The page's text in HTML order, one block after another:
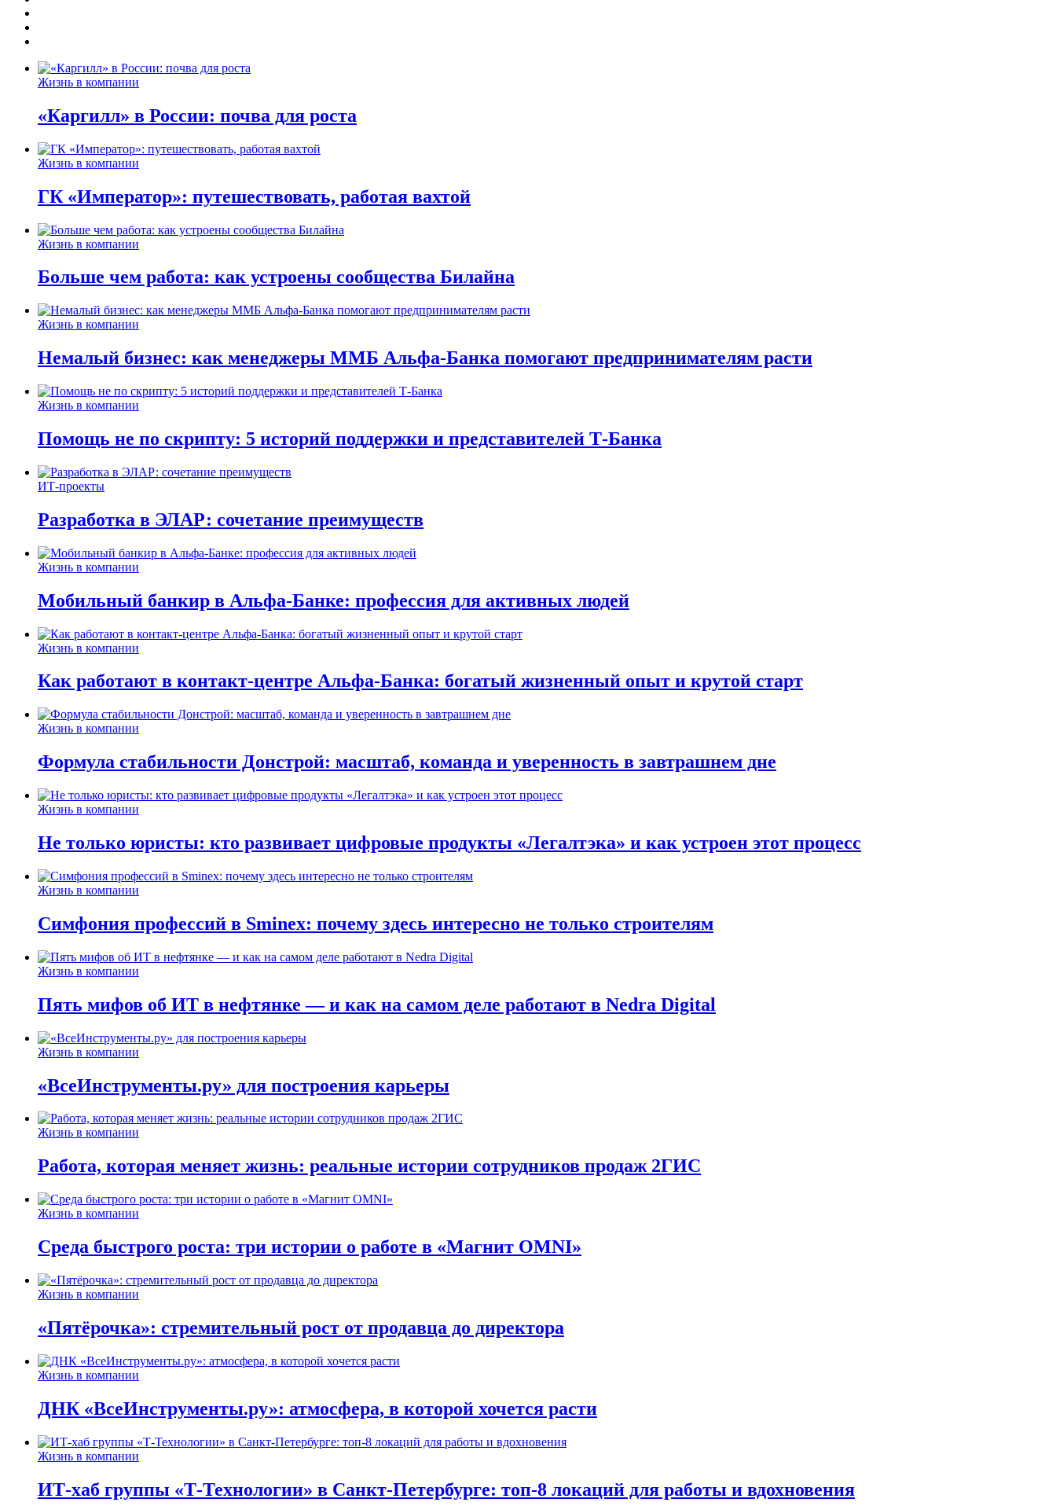
Жизнь в компании
«Каргилл» в России: почва для роста
Жизнь в компании
ГК «Император»: путешествовать, работая вахтой
Жизнь в компании
Больше чем работа: как устроены сообщества Билайна
Жизнь в компании
Немалый бизнес: как менеджеры ММБ Альфа-Банка помогают предпринимателям расти
Жизнь в компании
Помощь не по скрипту: 5 историй поддержки и представителей Т-Банка
ИТ-проекты
Разработка в ЭЛАР: сочетание преимуществ
Жизнь в компании
Мобильный банкир в Альфа-Банке: профессия для активных людей
Жизнь в компании
Как работают в контакт-центре Альфа-Банка: богатый жизненный опыт и крутой старт
Жизнь в компании
Формула стабильности Донстрой: масштаб, команда и уверенность в завтрашнем дне
Жизнь в компании
Не только юристы: кто развивает цифровые продукты «Легалтэка» и как устроен этот процесс
Жизнь в компании
Симфония профессий в Sminex: почему здесь интересно не только строителям
Жизнь в компании
Пять мифов об ИТ в нефтянке — и как на самом деле работают в Nedra Digital
Жизнь в компании
«ВсеИнструменты.ру» для построения карьеры
Жизнь в компании
Работа, которая меняет жизнь: реальные истории сотрудников продаж 2ГИС
Жизнь в компании
Среда быстрого роста: три истории о работе в «Магнит OMNI»
Жизнь в компании
«Пятёрочка»: стремительный рост от продавца до директора
Жизнь в компании
ДНК «ВсеИнструменты.ру»: атмосфера, в которой хочется расти
Жизнь в компании
ИТ-хаб группы «Т-Технологии» в Санкт-Петербурге: топ-8 локаций для работы и вдохновения